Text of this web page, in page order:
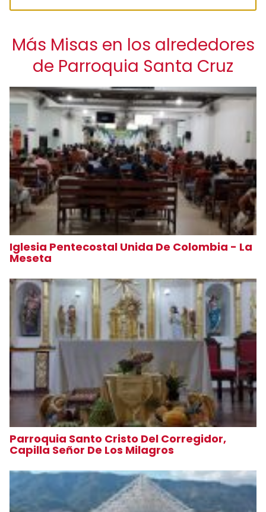
Más Misas en los alrededores
de Parroquia Santa Cruz
Iglesia Pentecostal Unida De Colombia - La
Meseta
Parroquia Santo Cristo Del Corregidor,
Capilla Señor De Los Milagros